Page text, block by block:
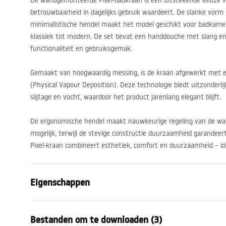
betrouwbaarheid in dagelijks gebruik waardeert. De slanke
minimalistische hendel maakt het model geschikt voor
klassiek tot modern. De set bevat een handdouche met slang
functionaliteit en gebruiksgemak.
Gemaakt van hoogwaardig messing, is de kraan afgewerkt met
(Physical Vapour Deposition). Deze technologie biedt
slijtage en vocht, waardoor het product jarenlang elegant blijft.
De ergonomische hendel maakt nauwkeurige regeling van de
mogelijk, terwijl de stevige constructie duurzaamheid
Pixel-kraan combineert esthetiek, comfort en duurzaamheid –
Eigenschappen
Bestanden om te downloaden (3)